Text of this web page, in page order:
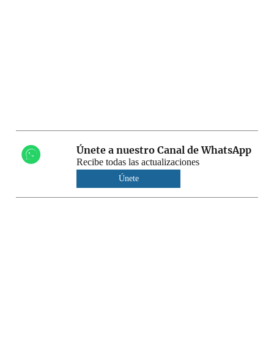
Únete a nuestro Canal de WhatsApp
Recibe todas las actualizaciones
Únete